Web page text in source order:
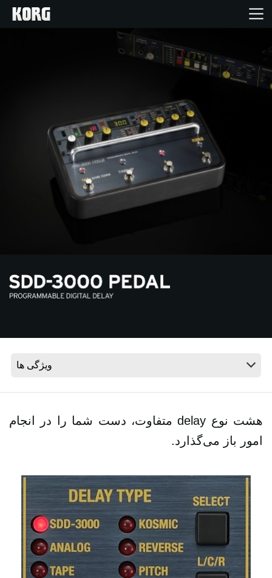
رویدادها
هشت نوع‎ delay ‎متفاوت، دست شما را در انجام
امور باز می‌گذارد‎.‎